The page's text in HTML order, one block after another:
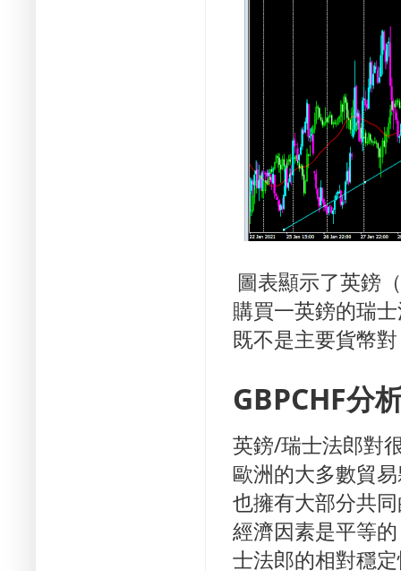
圖表顯示了英鎊
購買一英鎊的瑞
既不是主要貨幣
GBPCHF分
英鎊/瑞士法郎對
歐洲的大多數貿
也擁有大部分共
經濟因素是平等
士法郎的相對穩